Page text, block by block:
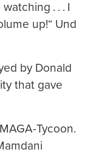
. . . I
up!“ Und
by Donald
that gave
Tycoon.